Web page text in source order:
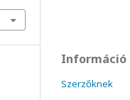
Információ
Szerzőknek